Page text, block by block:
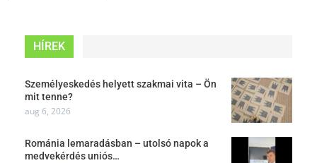
HÍREK
Személyeskedés helyett szakmai vita – Ön
mit tenne?
aug 6, 2026
Románia lemaradásban – utolsó napok a
medvekérdés uniós…